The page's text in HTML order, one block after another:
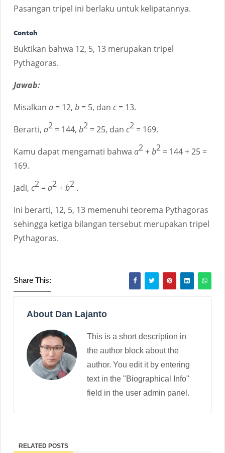
Pasangan tripel ini berlaku untuk kelipatannya.
Contoh
Buktikan bahwa 12, 5, 13 merupakan tripel
Pythagoras.
Jawab:
Misalkan a = 12, b = 5, dan c= 13.
Berarti, a2 = 144, b2 = 25, dan c2 = 169.
Kamu dapat mengamati bahwa a2+b2 = 144 + 25 =
169.
Jadi, c2 =a2+b2 .
Ini berarti, 12, 5, 13 memenuhi teorema Pythagoras
sehingga ketiga bilangan tersebut merupakan tripel
Pythagoras.
Share This:
About Dan Lajanto
This is a short description in
the author block about the
author. You edit it by entering
text in the "Biographical Info"
field in the user admin panel.
RELATED POSTS